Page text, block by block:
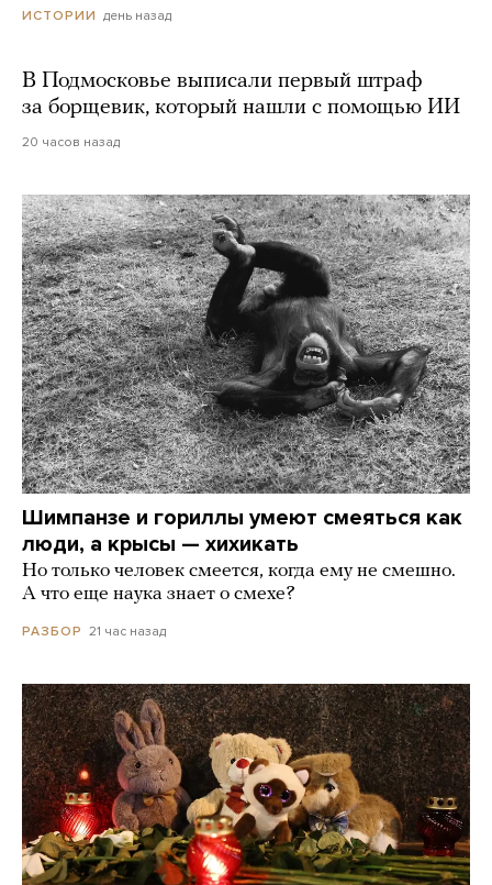
ИСТОРИИ день назад
В Подмосковье выписали первый штраф
за борщевик, который нашли с помощью ИИ
20 часов назад
Шимпанзе и гориллы умеют смеяться как
люди, а крысы — хихикать
Но только человек смеется, когда ему не смешно.
А что еще наука знает о смехе?
РАЗБОР 21 час назад